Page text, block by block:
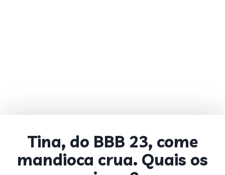
Tina, do BBB 23, come
mandioca crua. Quais os